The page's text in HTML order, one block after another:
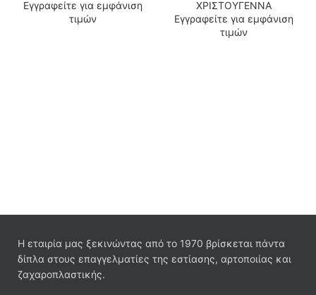
Εγγραφείτε για εμφάνιση
τιμών
ΧΡΙΣΤΟΥΓΕΝΝΑ
Εγγραφείτε για εμφάνιση
τιμών
Η εταιρία μας ξεκινώντας από το 1970 βρίσκεται πάντα
δίπλα στους επαγγελματίες της εστίασης, αρτοποιίας και
ζαχαροπλαστικής.